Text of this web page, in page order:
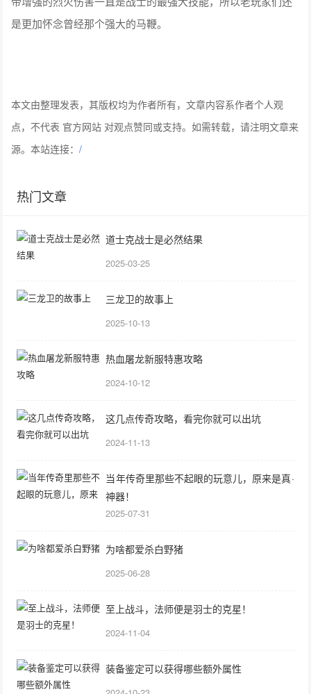
是更加怀念曾经那个强大的马鞭。
本文由整理发表，其版权均为作者所有，文章内容系作者个人观
点，不代表 官方网站 对观点赞同或支持。如需转载，请注明文章来
源。本站连接：/
热门文章
道士克战士是必然结果
2025-03-25
三龙卫的故事上
2025-10-13
热血屠龙新服特惠攻略
2024-10-12
这几点传奇攻略，看完你就可以出坑
2024-11-13
当年传奇里那些不起眼的玩意儿，原来是真·
神器！
2025-07-31
为啥都爱杀白野猪
2025-06-28
至上战斗，法师便是羽士的克星！
2024-11-04
装备鉴定可以获得哪些额外属性